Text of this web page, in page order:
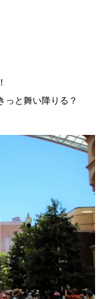
っと舞い降りる？